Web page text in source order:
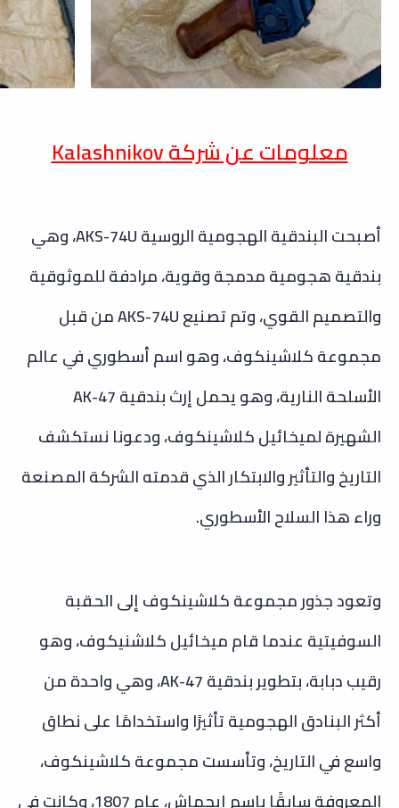
معلومات عن شركةKalashnikov
أصبحت البندقية الهجومية الروسية AKS-74U، وهي
بندقية هجومية مدمجة وقوية، مرادفة للموثوقية
والتصميم القوي، وتم تصنيع AKS-74U من قبل
مجموعة كلاشينكوف، وهو اسم أسطوري في عالم
الأسلحة النارية، وهو يحمل إرث بندقية AK-47
الشهيرة لميخائيل كلاشينكوف، ودعونا نستكشف
التاريخ والتأثير والابتكار الذي قدمته الشركة المصنعة
وراء هذا السلاح الأسطوري.
وتعود جذور مجموعة كلاشينكوف إلى الحقبة
السوفيتية عندما قام ميخائيل كلاشنيكوف، وهو
رقيب دبابة، بتطوير بندقية AK-47، وهي واحدة من
أكثر البنادق الهجومية تأثيرًا واستخدامًا على نطاق
واسع في التاريخ، وتأسست مجموعة كلاشينكوف،
المعروفة سابقًا باسم إيجماش، عام 1807، وكانت في